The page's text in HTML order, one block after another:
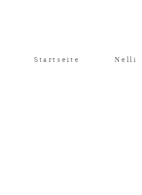
Startseite Nelli